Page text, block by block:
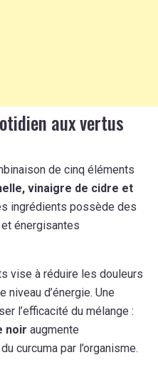
aux vertus
de cinq éléments
vinaigre de cidre et
ingrédients possède des
énergisantes
vise à réduire les douleurs
d’énergie. Une
l’efficacité du mélange :
noir augmente
curcuma par l’organisme.